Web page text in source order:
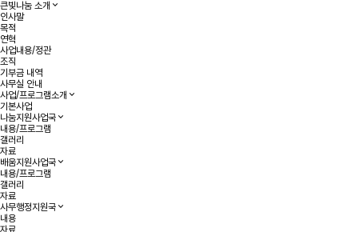
큰빛나눔 소개
인사말
목적
연혁
사업내용/정관
조직
기부금 내역
사무실 안내
사업/프로그램소개
기본사업
나눔지원사업국
내용/프로그램
갤러리
자료
배움지원사업국
내용/프로그램
갤러리
자료
사무행정지원국
내용
자료